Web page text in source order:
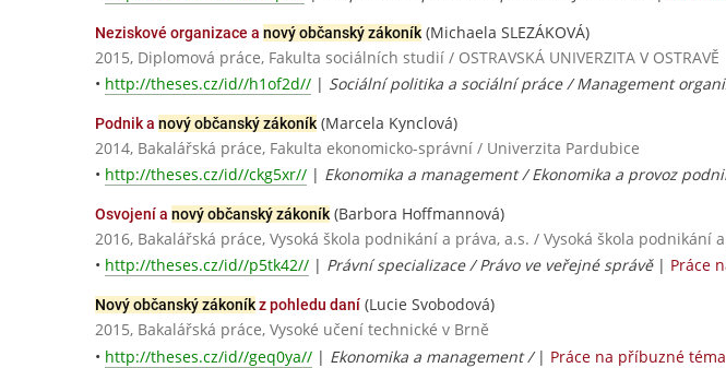
Neziskové organizace a nový občanský zákoník(Michaela SLEZÁKOVÁ)
2015, Diplomová práce, Fakulta sociálních studií / OSTRAVSKÁ UNIVERZITA V OSTRAVĚ
• http://theses.cz/id//h1of2d// | Sociální politika a sociální práce / Management
Podnik a nový občanský zákoník(Marcela Kynclová)
2014, Bakalářská práce, Fakulta ekonomicko-správní / Univerzita Pardubice
• http://theses.cz/id//ckg5xr// | Ekonomika a management / Ekonomika a provoz
Osvojení a nový občanský zákoník(Barbora Hoffmannová)
2016, Bakalářská práce, Vysoká škola podnikání a práva, a.s. / Vysoká škola podnikání
• http://theses.cz/id//p5tk42// | Právní specializace / Právo ve veřejné správě| Práce
Nový občanský zákoníkz pohledu daní (Lucie Svobodová)
2015, Bakalářská práce, Vysoké učení technické v Brně
• http://theses.cz/id//geq0ya// | Ekonomika a management / | Práce na příbuzné téma